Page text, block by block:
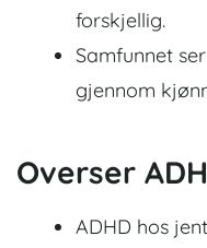
forskjellig.
Samfunnet
gjennom
Overser
ADHD hos